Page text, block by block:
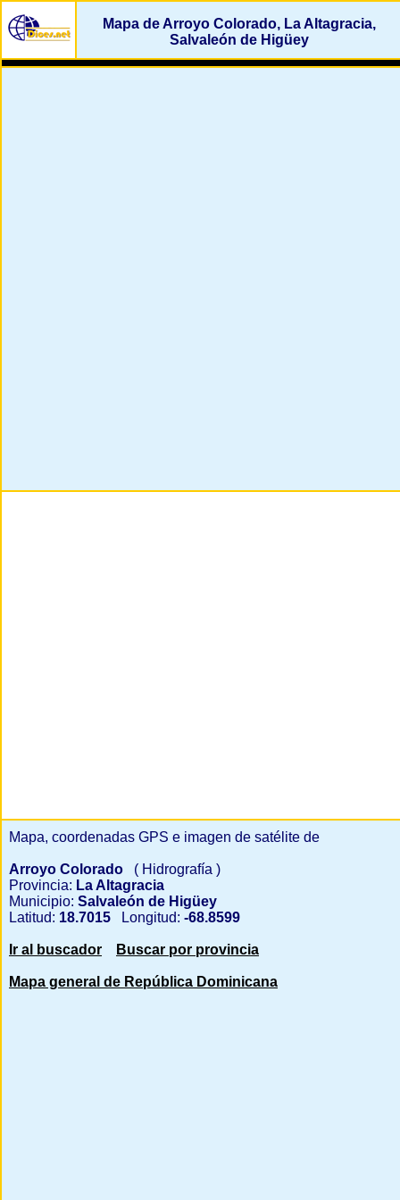
Mapa de Arroyo Colorado, La Altagracia,
Salvaleón de Higüey
Mapa, coordenadas GPS e imagen de satélite de
Arroyo Colorado
( Hidrografía )
Provincia: La Altagracia
Municipio: Salvaleón de Higüey
Latitud: 18.7015 Longitud: -68.8599
Ir al buscador Buscar por provincia
Mapa general de República Dominicana